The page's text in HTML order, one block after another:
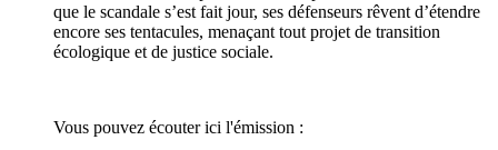
que le scandale s’est fait jour, ses défenseurs rêvent d’étendre
encore ses tentacules, menaçant tout projet de transition
écologique et de justice sociale.
Vous pouvez écouter ici l'émission :